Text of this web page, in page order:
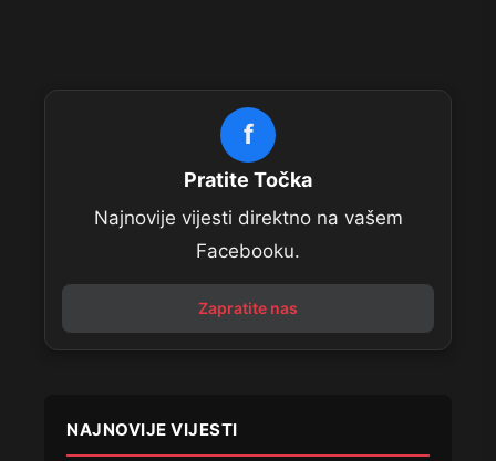
f
Pratite Točka
Najnovije vijesti direktno na vašem
Facebooku.
Zapratite nas
NAJNOVIJE VIJESTI